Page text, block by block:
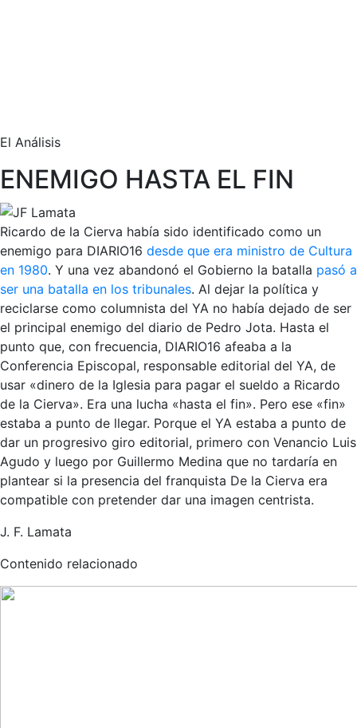
El Análisis
ENEMIGO HASTA EL FIN
Ricardo de la Cierva había sido identificado como un
enemigo para DIARIO16 desde que era ministro de Cultura
en 1980. Y una vez abandonó el Gobierno la batalla pasó a
ser una batalla en los tribunales. Al dejar la política y
reciclarse como columnista del YA no había dejado de ser
el principal enemigo del diario de Pedro Jota. Hasta el
punto que, con frecuencia, DIARIO16 afeaba a la
Conferencia Episcopal, responsable editorial del YA, de
usar «dinero de la Iglesia para pagar el sueldo a Ricardo
de la Cierva». Era una lucha «hasta el fin». Pero ese «fin»
estaba a punto de llegar. Porque el YA estaba a punto de
dar un progresivo giro editorial, primero con Venancio Luis
Agudo y luego por Guillermo Medina que no tardaría en
plantear si la presencia del franquista De la Cierva era
compatible con pretender dar una imagen centrista.
J. F. Lamata
Contenido relacionado